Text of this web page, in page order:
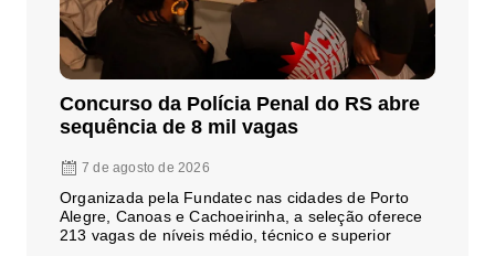
Concurso da Polícia Penal do RS abre
sequência de 8 mil vagas
7 de agosto de 2026
Organizada pela Fundatec nas cidades de Porto
Alegre, Canoas e Cachoeirinha, a seleção oferece
213 vagas de níveis médio, técnico e superior